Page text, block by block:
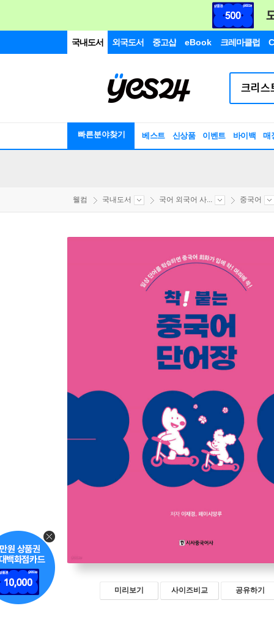
국내도서 외국도서 중고샵 eBook 크레마클럽
빠른분야찾기 베스트 신상품 이벤트 바이백 매
웰컴 국내도서 국어 외국어 사... 중국어
미리보기 사이즈비교 공유하기